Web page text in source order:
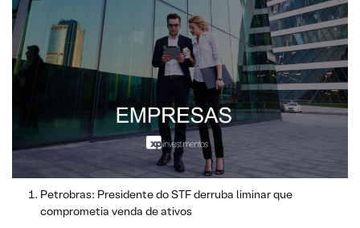
Petrobras: Presidente do STF derruba liminar que
comprometia venda de ativos